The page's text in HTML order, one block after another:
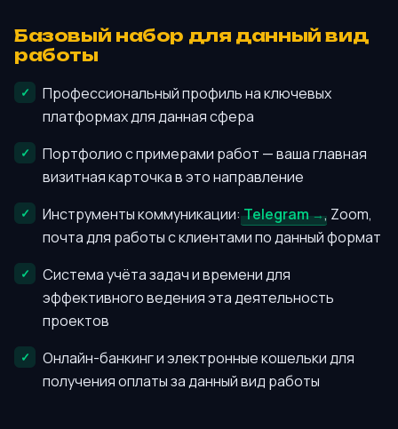
Базовый набор для данный вид
работы
Профессиональный профиль на ключевых
платформах для данная сфера
Портфолио с примерами работ — ваша главная
визитная карточка в это направление
Инструменты коммуникации:Telegram
, Zoom,
почта для работы с клиентами по данный формат
Система учёта задач и времени для
эффективного ведения эта деятельность
проектов
Онлайн-банкинг и электронные кошельки для
получения оплаты за данный вид работы